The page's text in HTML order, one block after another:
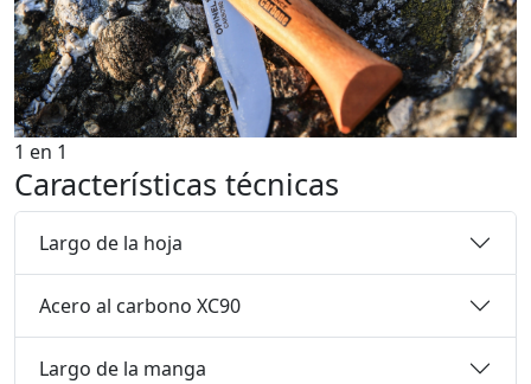
1 en 1
Características técnicas
Largo de la hoja
Acero al carbono XC90
Largo de la manga